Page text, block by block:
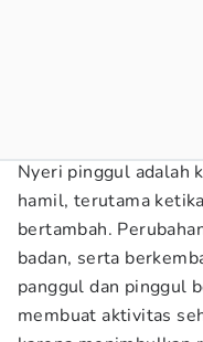
Nyeri pinggul adalah
hamil, terutama
bertambah.
badan, serta
panggul dan pinggul
membuat aktivitas